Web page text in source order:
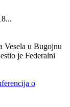
Vesela u Bugojnu
je Federalni
o